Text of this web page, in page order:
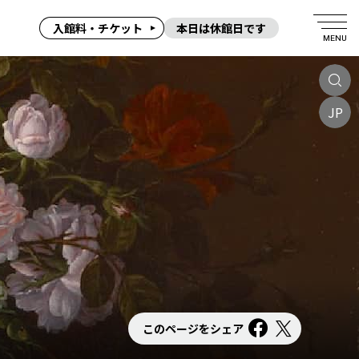
入館料・チケット 本日は休館日です
MENU
JP
このページをシェア